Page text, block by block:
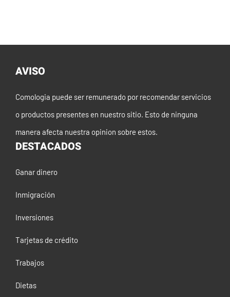
AVISO
Comologia puede ser remunerado por recomendar servicios
o productos presentes en nuestro sitio. Esto de ninguna
manera afecta nuestra opinion sobre estos.
DESTACADOS
Ganar dinero
Inmigración
Inversiones
Tarjetas de crédito
Trabajos
Dietas